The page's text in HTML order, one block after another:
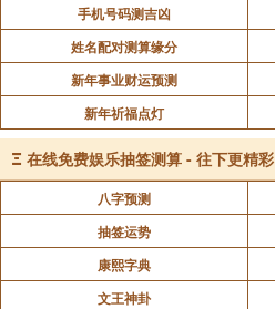
手机号码测吉凶
姓名配对测算缘分
新年事业财运预测
新年祈福点灯
Ξ 在线免费娱乐抽签测算 - 往下更精彩
八字预测
抽签运势
康熙字典
文王神卦